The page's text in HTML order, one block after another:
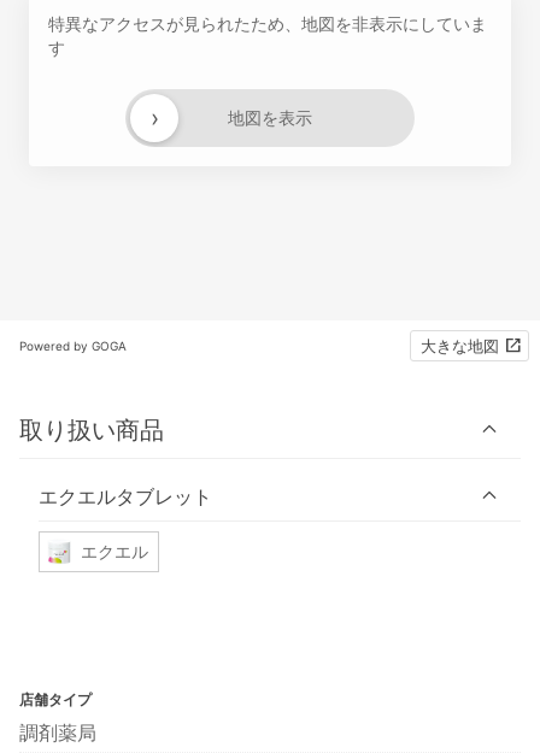
特異なアクセスが見られたため、地図を非表示にしていま
す
地図を表示
›
Powered by GOGA 大きな地図
取り扱い商品
エクエルタブレット
エクエル
店舗タイプ
調剤薬局